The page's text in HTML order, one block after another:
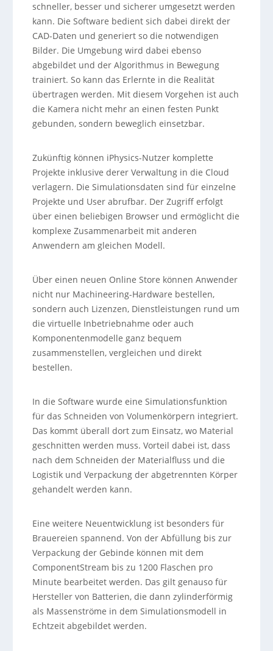
schneller, besser und sicherer umgesetzt werden
kann. Die Software bedient sich dabei direkt der
CAD-Daten und generiert so die notwendigen
Bilder. Die Umgebung wird dabei ebenso
abgebildet und der Algorithmus in Bewegung
trainiert. So kann das Erlernte in die Realität
übertragen werden. Mit diesem Vorgehen ist auch
die Kamera nicht mehr an einen festen Punkt
gebunden, sondern beweglich einsetzbar.
Zukünftig können iPhysics-Nutzer komplette
Projekte inklusive derer Verwaltung in die Cloud
verlagern. Die Simulationsdaten sind für einzelne
Projekte und User abrufbar. Der Zugriff erfolgt
über einen beliebigen Browser und ermöglicht die
komplexe Zusammenarbeit mit anderen
Anwendern am gleichen Modell.
Über einen neuen Online Store können Anwender
nicht nur Machineering-Hardware bestellen,
sondern auch Lizenzen, Dienstleistungen rund um
die virtuelle Inbetriebnahme oder auch
Komponentenmodelle ganz bequem
zusammenstellen, vergleichen und direkt
bestellen.
In die Software wurde eine Simulationsfunktion
für das Schneiden von Volumenkörpern integriert.
Das kommt überall dort zum Einsatz, wo Material
geschnitten werden muss. Vorteil dabei ist, dass
nach dem Schneiden der Materialfluss und die
Logistik und Verpackung der abgetrennten Körper
gehandelt werden kann.
Eine weitere Neuentwicklung ist besonders für
Brauereien spannend. Von der Abfüllung bis zur
Verpackung der Gebinde können mit dem
ComponentStream bis zu 1200 Flaschen pro
Minute bearbeitet werden. Das gilt genauso für
Hersteller von Batterien, die dann zylinderförmig
als Massenströme in dem Simulationsmodell in
Echtzeit abgebildet werden.